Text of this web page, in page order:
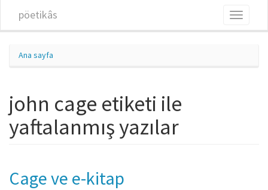
pöetikâs
Toggle
Ana sayfa
john cage etiketi ile
yaftalanmış yazılar
Cage ve e-kitap